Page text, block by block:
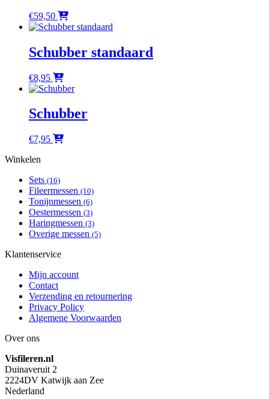
€59,50
Schubber standaard
€8,95
Schubber
€7,95
Winkelen
Sets (16)
Fileermessen (10)
Tonijnmessen (6)
Oestermessen (3)
Haringmessen (3)
Overige messen (5)
Klantenservice
Mijn account
Contact
Verzending en retournering
Privacy Policy
Algemene Voorwaarden
Over ons
Visfileren.nl
Duinaveruit 2
2224DV Katwijk aan Zee
Nederland